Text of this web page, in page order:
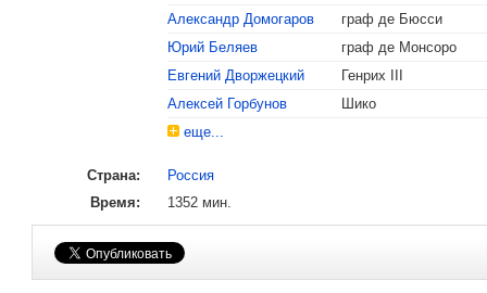
Александр Домогаров
граф де Бюсси
Юрий Беляев
граф де Монсоро
Евгений Дворжецкий
Генрих III
Алексей Горбунов
Шико
еще...
Страна:
Россия
Время:
1352 мин.